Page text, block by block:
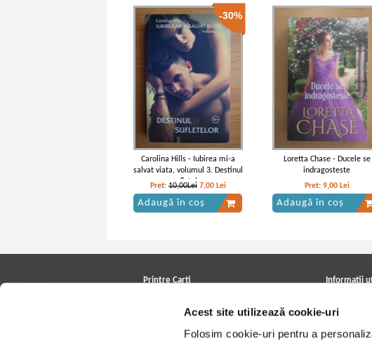
Acest site utilizează cookie-uri
Folosim cookie-uri pentru a
-30%
Carolina Hills - Iubirea mi-a
salvat viata, volumul 3. Destinul
sufletelor
Pret: 10,00Lei 7,00 Lei
Adaugă în coș
Loretta Chase - Ducele se
indragosteste
Pret: 9,00 Lei
Adaugă în coș
Printre Carti Informatii
Achizitii
Cum cumpar?